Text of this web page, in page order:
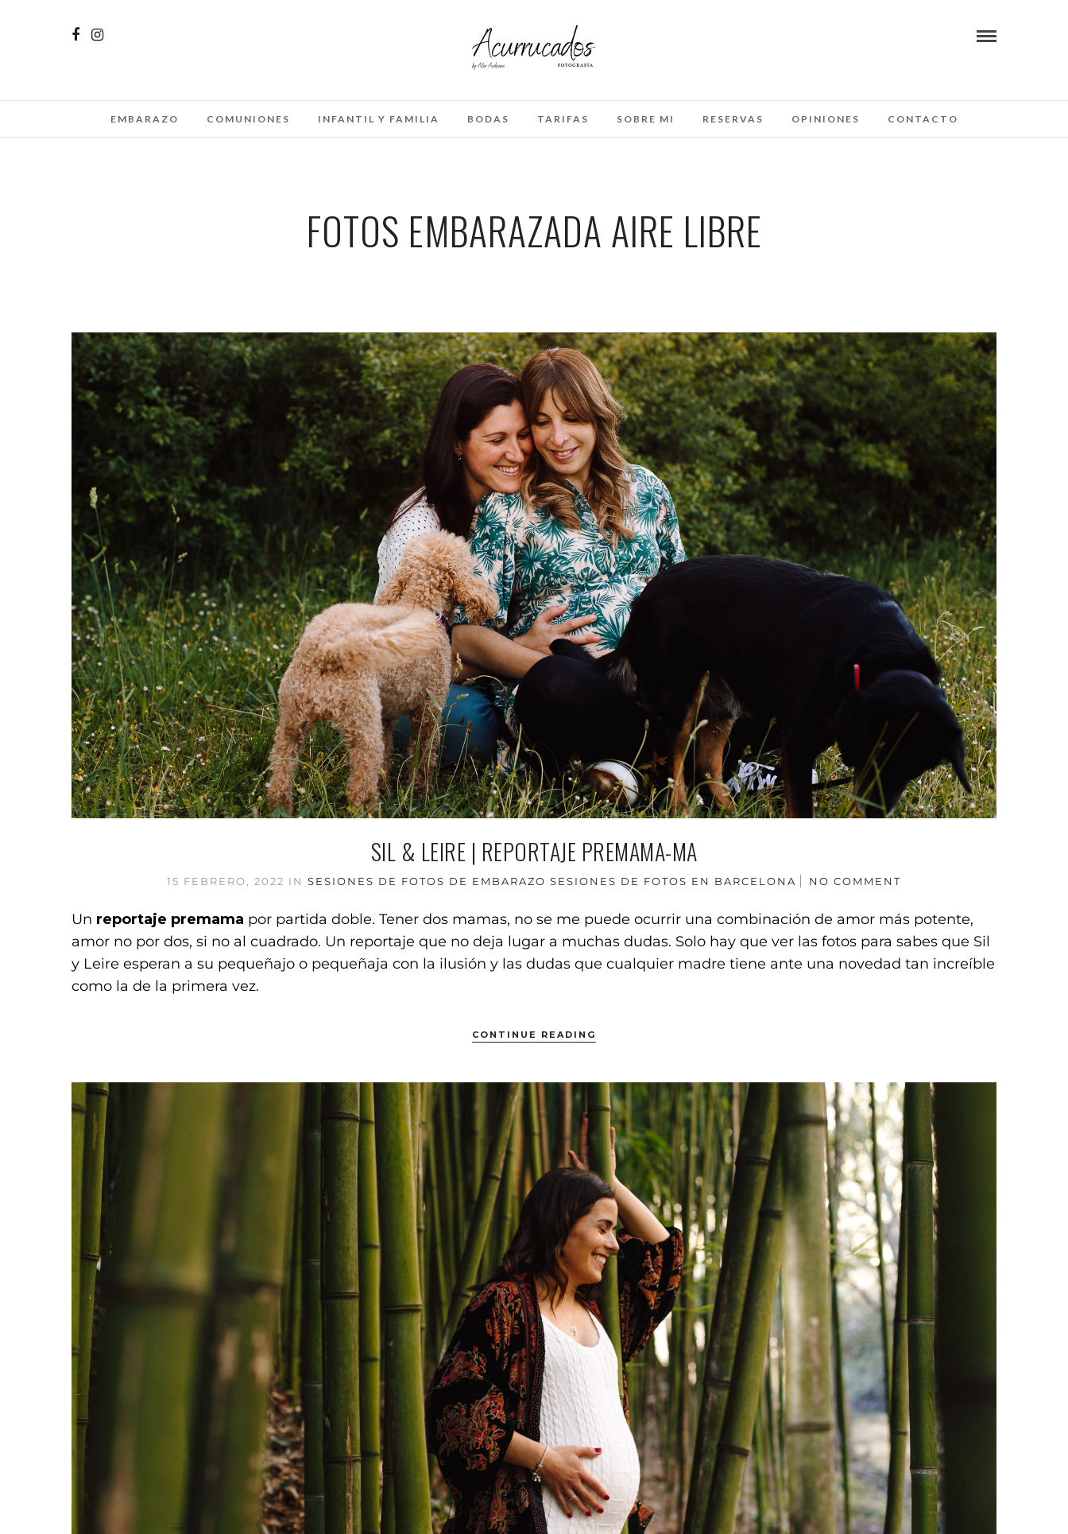
EMBARAZO COMUNIONES INFANTIL Y FAMILIA BODAS TARIFAS SOBRE MI RESERVAS OPINIONES CONTACTO
FOTOS EMBARAZADA AIRE LIBRE
SIL & LEIRE | REPORTAJE PREMAMA-MA
15 FEBRERO, 2022 IN SESIONES DE FOTOS DE EMBARAZO SESIONES DE FOTOS EN BARCELONA NO COMMENT
Un reportaje premama por partida doble. Tener dos mamas, no se me puede ocurrir una combinación de amor más potente,
amor no por dos, si no al cuadrado. Un reportaje que no deja lugar a muchas dudas. Solo hay que ver las fotos para sabes que Sil
y Leire esperan a su pequeñajo o pequeñaja con la ilusión y las dudas que cualquier madre tiene ante una novedad tan increíble
como la de la primera vez.
CONTINUE READING